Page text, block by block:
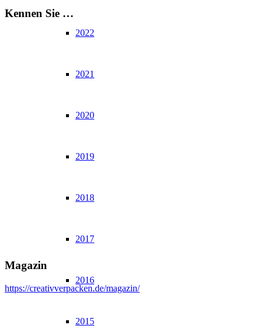
2022
2021
2020
2019
2018
2017
2016
2015
Kennen Sie …
Magazin
https://creativverpacken.de/magazin/